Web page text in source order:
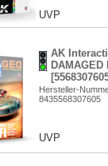
UVP
AK
Hersteller-
8435568307605
UVP